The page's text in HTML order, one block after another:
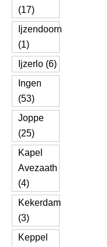
(17)
Ijzendoorn
(1)
Ijzerlo (6)
Ingen
(53)
Joppe
(25)
Kapel
Avezaath
(4)
Kekerdam
(3)
Keppel